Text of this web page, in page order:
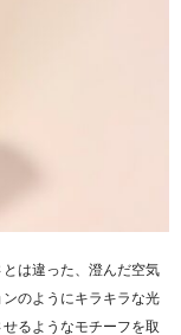
は違った、澄んだ空気
のようにキラキラな光
るようなモチーフを取